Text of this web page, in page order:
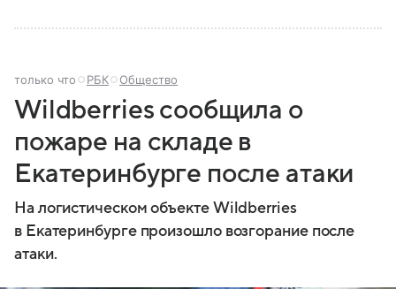
только что РБК Общество
Wildberries сообщила о
пожаре на складе в
Екатеринбурге после атаки
На логистическом объекте Wildberries
в Екатеринбурге произошло возгорание после
атаки.